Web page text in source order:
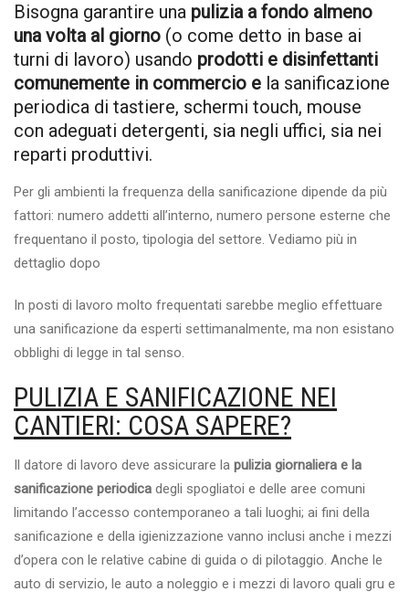
Bisogna garantire una pulizia a fondo almeno
una volta al giorno (o come detto in base ai
turni di lavoro) usando prodotti e disinfettanti
comunemente in commercio e la sanificazione
periodica di tastiere, schermi touch, mouse
con adeguati detergenti, sia negli uffici, sia nei
reparti produttivi.
Per gli ambienti la frequenza della sanificazione dipende da più
fattori: numero addetti all’interno, numero persone esterne che
frequentano il posto, tipologia del settore. Vediamo più in
dettaglio dopo
In posti di lavoro molto frequentati sarebbe meglio effettuare
una sanificazione da esperti settimanalmente, ma non esistano
obblighi di legge in tal senso.
PULIZIA E SANIFICAZIONE NEI
CANTIERI: COSA SAPERE?
Il datore di lavoro deve assicurare la pulizia giornaliera e la
sanificazione periodica degli spogliatoi e delle aree comuni
limitando l’accesso contemporaneo a tali luoghi; ai fini della
sanificazione e della igienizzazione vanno inclusi anche i mezzi
d’opera con le relative cabine di guida o di pilotaggio. Anche le
auto di servizio, le auto a noleggio e i mezzi di lavoro quali gru e